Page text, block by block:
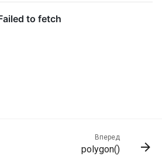
Вперед
polygon()